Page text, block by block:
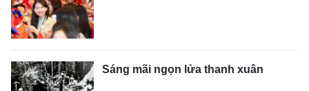
Sáng mãi ngọn lửa thanh xuân